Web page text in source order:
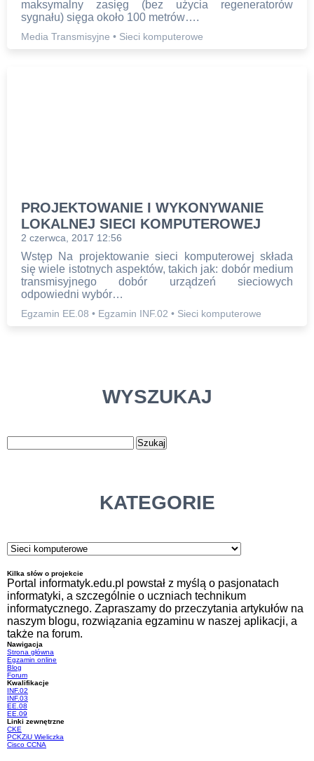
maksymalny zasięg (bez użycia regeneratorów
sygnału) sięga około 100 metrów….
Media Transmisyjne • Sieci komputerowe
PROJEKTOWANIE I WYKONYWANIE
LOKALNEJ SIECI KOMPUTEROWEJ
2 czerwca, 2017 12:56
Wstęp Na projektowanie sieci komputerowej składa
się wiele istotnych aspektów, takich jak: dobór medium
transmisyjnego dobór urządzeń sieciowych
odpowiedni wybór…
Egzamin EE.08 • Egzamin INF.02 • Sieci komputerowe
WYSZUKAJ
KATEGORIE
Kilka słów o projekcie
Portal informatyk.edu.pl powstał z myślą o pasjonatach
informatyki, a szczególnie o uczniach technikum
informatycznego. Zapraszamy do przeczytania artykułów na
naszym blogu, rozwiązania egzaminu w naszej aplikacji, a
także na forum.
Nawigacja
Strona główna
Egzamin online
Blog
Forum
Kwalifikacje
INF.02
INF.03
EE.08
EE.09
Linki zewnętrzne
CKE
PCKZiU Wieliczka
Cisco CCNA